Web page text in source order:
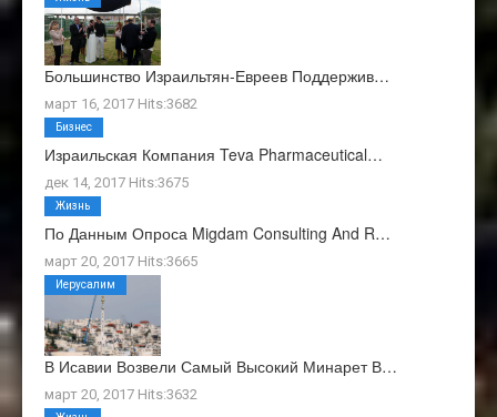
Большинство Израильтян-Евреев Поддержив…
март 16, 2017 Hits:3682
Израильская Компания Teva Pharmaceutical…
дек 14, 2017 Hits:3675
Бизнес
По Данным Опроса Migdam Consulting And R…
март 20, 2017 Hits:3665
Жизнь
В Исавии Возвели Самый Высокий Минарет В…
март 20, 2017 Hits:3632
Иерусалим